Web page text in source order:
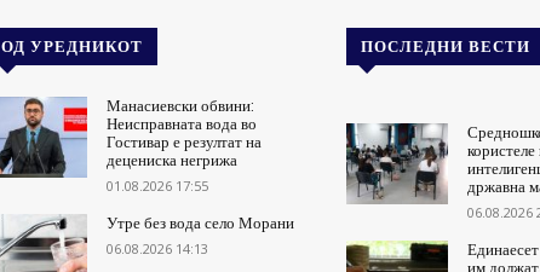
ОД УРЕДНИКОТ
Манасиевски обвини:
Неисправната вода во
Гостивар е резултат на
децениска негрижа
01.08.2026 17:55
Утре без вода село Морани
06.08.2026 14:13
ПОСЛЕДНИ ВЕСТИ
државна
06.08.2026
им должат